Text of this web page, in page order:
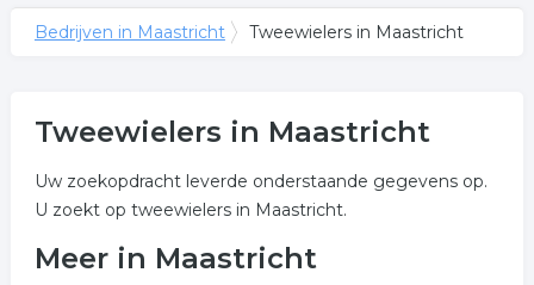
Bedrijven in Maastricht Tweewielers in Maastricht
Tweewielers in Maastricht
Uw zoekopdracht leverde onderstaande gegevens op.
U zoekt op tweewielers in Maastricht.
Meer in Maastricht